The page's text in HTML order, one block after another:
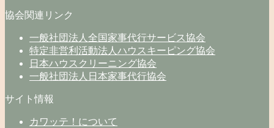
協会関連リンク
一般社団法人全国家事代行サービス協会
特定非営利活動法人ハウスキーピング協会
日本ハウスクリーニング協会
一般社団法人日本家事代行協会
サイト情報
カワッテ！について